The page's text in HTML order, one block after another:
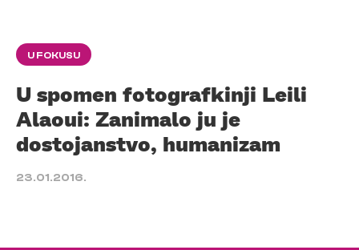
U FOKUSU
U spomen fotografkinji Leili
Alaoui: Zanimalo ju je
dostojanstvo, humanizam
23.01.2016.